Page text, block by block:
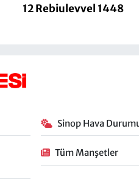
12 Rebiulevvel 1448
Sinop Hava
Tüm Manşetler